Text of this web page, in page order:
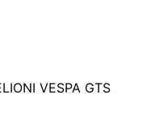
VESPA GTS